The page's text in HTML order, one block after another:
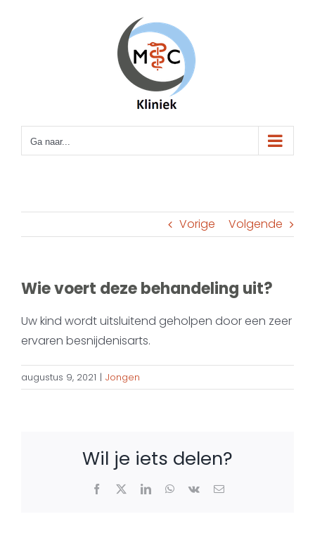
Ga naar...
Vorige Volgende
Wie voert deze behandeling uit?
Uw kind wordt uitsluitend geholpen door een zeer
ervaren besnijdenisarts.
augustus 9, 2021 | Jongen
Wil je iets delen?
Facebook
X LinkedInWhatsApp
Vk
E-